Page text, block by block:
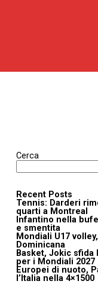
Cerca
Recent Posts
Tennis: Darderi
quarti a Montreal
Infantino nella
e smentita
Mondiali U17
Dominicana
Basket, Jokic sfida
per i Mondiali 2027
Europei di nuoto,
l’Italia nella 4×1500